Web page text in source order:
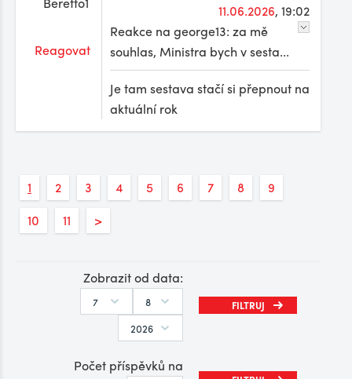
Reagovat
11.06.2026, 19:02
Reakce na george13: za mě
souhlas, Ministra bych v sesta...
Je tam sestava stačí si přepnout na
aktuální rok
1 2 3 4 5 6 7 8
9
10
11 >
Zobrazit od data:
Počet příspěvků na